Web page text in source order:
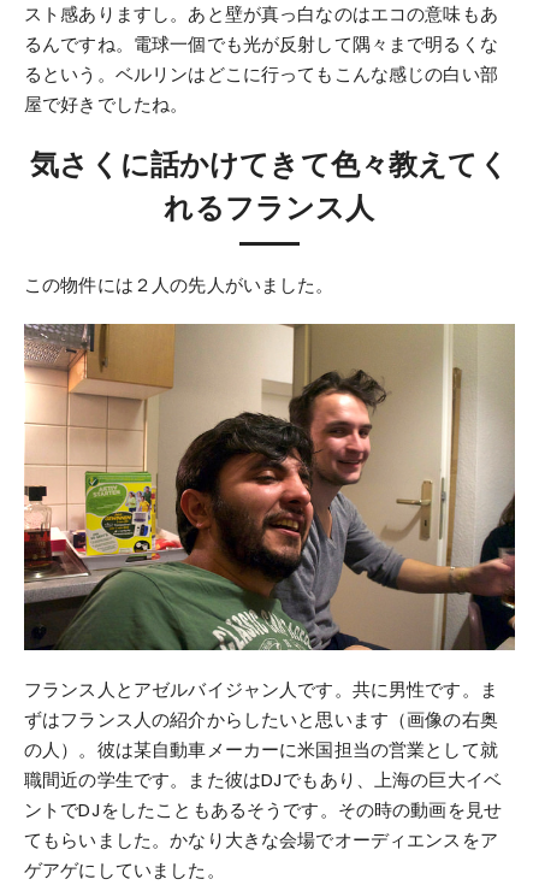
スト感ありますし。あと壁が真っ白なのはエコの意味もあ
るんですね。電球一個でも光が反射して隅々まで明るくな
るという。ベルリンはどこに行ってもこんな感じの白い部
屋で好きでしたね。
気さくに話かけてきて色々教えてく
れるフランス人
この物件には２人の先人がいました。
フランス人とアゼルバイジャン人です。共に男性です。ま
ずはフランス人の紹介からしたいと思います（画像の右奥
の人）。彼は某自動車メーカーに米国担当の営業として就
職間近の学生です。また彼はDJでもあり、上海の巨大イベ
ントでDJをしたこともあるそうです。その時の動画を見せ
てもらいました。かなり大きな会場でオーディエンスをア
ゲアゲにしていました。